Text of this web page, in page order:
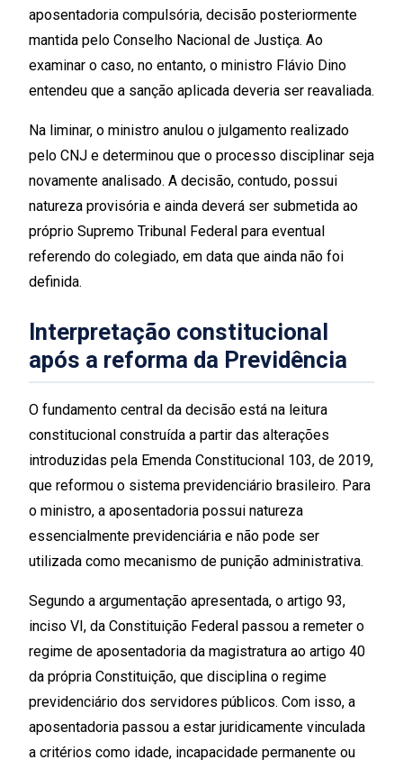
aposentadoria compulsória, decisão posteriormente
mantida pelo Conselho Nacional de Justiça. Ao
examinar o caso, no entanto, o ministro Flávio Dino
entendeu que a sanção aplicada deveria ser reavaliada.
Na liminar, o ministro anulou o julgamento realizado
pelo CNJ e determinou que o processo disciplinar seja
novamente analisado. A decisão, contudo, possui
natureza provisória e ainda deverá ser submetida ao
próprio Supremo Tribunal Federal para eventual
referendo do colegiado, em data que ainda não foi
definida.
Interpretação constitucional
após a reforma da Previdência
O fundamento central da decisão está na leitura
constitucional construída a partir das alterações
introduzidas pela Emenda Constitucional 103, de 2019,
que reformou o sistema previdenciário brasileiro. Para
o ministro, a aposentadoria possui natureza
essencialmente previdenciária e não pode ser
utilizada como mecanismo de punição administrativa.
Segundo a argumentação apresentada, o artigo 93,
inciso VI, da Constituição Federal passou a remeter o
regime de aposentadoria da magistratura ao artigo 40
da própria Constituição, que disciplina o regime
previdenciário dos servidores públicos. Com isso, a
aposentadoria passou a estar juridicamente vinculada
a critérios como idade, incapacidade permanente ou